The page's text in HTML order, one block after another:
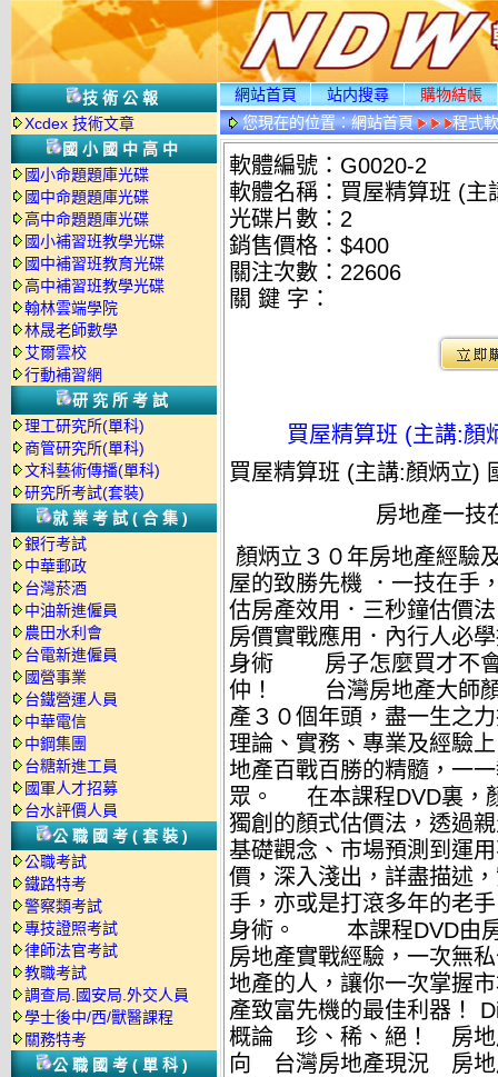
技術公報
Xcdex 技術文章
國小國中高中
國小命題題庫光碟
國中命題題庫光碟
高中命題題庫光碟
國小補習班教學光碟
國中補習班教育光碟
高中補習班教學光碟
翰林雲端學院
林晟老師數學
艾爾雲校
行動補習網
研究所考試
理工研究所(單科)
商管研究所(單科)
文科藝術傳播(單科)
研究所考試(套裝)
就業考試(合集)
銀行考試
中華郵政
台灣菸酒
中油新進僱員
農田水利會
台電新進僱員
國營事業
台鐵營運人員
中華電信
中鋼集團
台糖新進工員
國軍人才招募
台水評價人員
公職國考(套裝)
公職考試
鐵路特考
警察類考試
專技證照考試
律師法官考試
教職考試
調查局.國安局.外交人員
學士後中/西/獸醫課程
關務特考
公職國考(單科)
網站首頁 站内搜尋
購物結帳
您現在的位置：網站首頁
程式
情
軟體編號：G0020-2
軟體名稱：買屋精算班 (
光碟片數：2
銷售價格：$400
關注次數： 22606
關 鍵 字：
買屋精算班 (主講:顏
買屋精算班 (主講:顏炳立)
房地產一技在手
顏炳立３０年房地產經驗
屋的致勝先機 ．一技在手
估房產效用．三秒鐘估價
房價實戰應用．內行人必
身術 房子怎麼買才不會
仲！ 台灣房地產大師顏
產３０個年頭，盡一生之
理論、實務、專業及經驗
地產百戰百勝的精髓，一
眾。 在本課程DVD裏，
獨創的顏式估價法，透過
基礎觀念、市場預測到運
價，深入淺出，詳盡描述
手，亦或是打滾多年的老
身術。 本課程DVD由房
房地產實戰經驗，一次無
地產的人，讓你一次掌握
產致富先機的最佳利器！
概論 珍、稀、絕！ 房地
向 台灣房地產現況 房地